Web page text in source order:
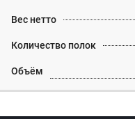
Вес нетто
Количество полок
Объём